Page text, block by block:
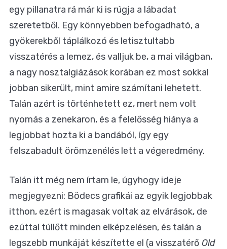
egy pillanatra rá már ki is rúgja a lábadat
szeretetből. Egy könnyebben befogadható, a
gyökerekből táplálkozó és letisztultabb
visszatérés a lemez, és valljuk be, a mai világban,
a nagy nosztalgiázások korában ez most sokkal
jobban sikerült, mint amire számítani lehetett.
Talán azért is történhetett ez, mert nem volt
nyomás a zenekaron, és a felelősség hiánya a
legjobbat hozta ki a bandából, így egy
felszabadult örömzenélés lett a végeredmény.
Talán itt még nem írtam le, úgyhogy ideje
megjegyezni: Bödecs grafikái az egyik legjobbak
itthon, ezért is magasak voltak az elvárások, de
ezúttal túllőtt minden elképzelésen, és talán a
legszebb munkáját készítette el (a visszatérő Old